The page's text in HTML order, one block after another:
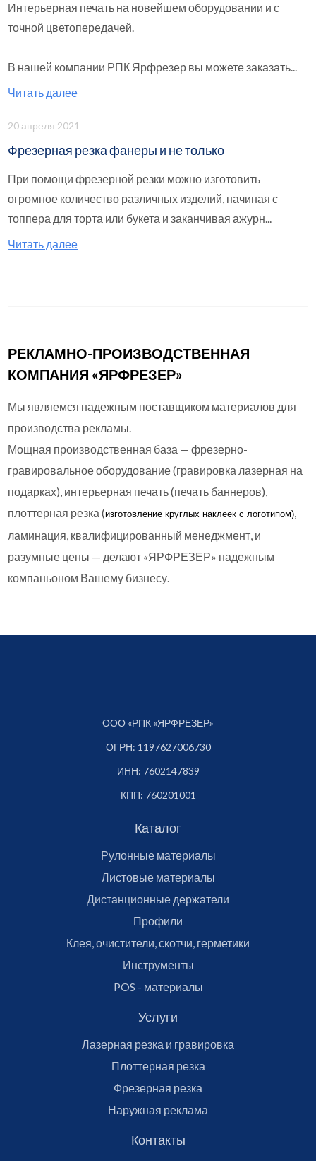
Интерьерная печать на новейшем оборудовании и с
точной цветопередачей.
В нашей компании РПК Ярфрезер вы можете заказать...
Читать далее
20 апреля 2021
Фрезерная резка фанеры и не только
При помощи фрезерной резки можно изготовить
огромное количество различных изделий, начиная с
топпера для торта или букета и заканчивая ажурн...
Читать далее
РЕКЛАМНО-ПРОИЗВОДСТВЕННАЯ
КОМПАНИЯ «ЯРФРЕЗЕР»
Мы являемся надежным поставщиком материалов для
производства рекламы.
Мощная производственная база — фрезерно-
гравировальное оборудование (гравировка лазерная на
подарках), интерьерная печать (печать баннеров),
плоттерная резка (изготовление круглыхнаклеек с логотипом),
ламинация, квалифицированный менеджмент, и
разумные цены — делают «ЯРФРЕЗЕР» надежным
компаньоном Вашему бизнесу.
ООО «РПК «ЯРФРЕЗЕР»
ОГРН: 1197627006730
ИНН: 7602147839
КПП: 760201001
Каталог
Рулонные материалы
Листовые материалы
Дистанционные держатели
Профили
Клея, очистители, скотчи, герметики
Инструменты
POS - материалы
Услуги
Лазерная резка и гравировка
Плоттерная резка
Фрезерная резка
Наружная реклама
Контакты